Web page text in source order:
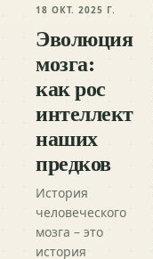
18 ОКТ. 2025 Г.
Эволюция
мозга:
как рос
интеллект
наших
предков
История
человеческого
мозга – это
история